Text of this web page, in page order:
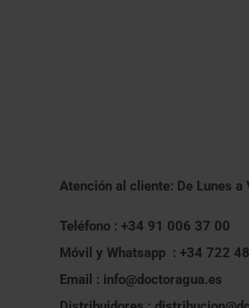
Atención al cliente: De Lunes
Teléfono : +34 91 006 37 00
Móvil y Whatsapp : +34 722
Email : info@doctoragua.es